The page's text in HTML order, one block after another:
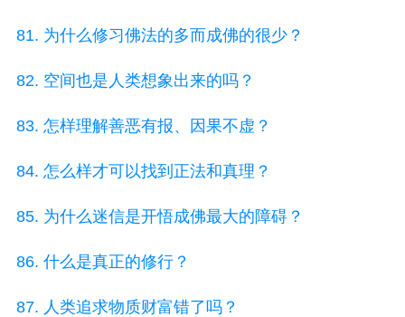
81. 为什么修习佛法的多而成佛的很少？
82. 空间也是人类想象出来的吗？
83. 怎样理解善恶有报、因果不虚？
84. 怎么样才可以找到正法和真理？
85. 为什么迷信是开悟成佛最大的障碍？
86. 什么是真正的修行？
87. 人类追求物质财富错了吗？